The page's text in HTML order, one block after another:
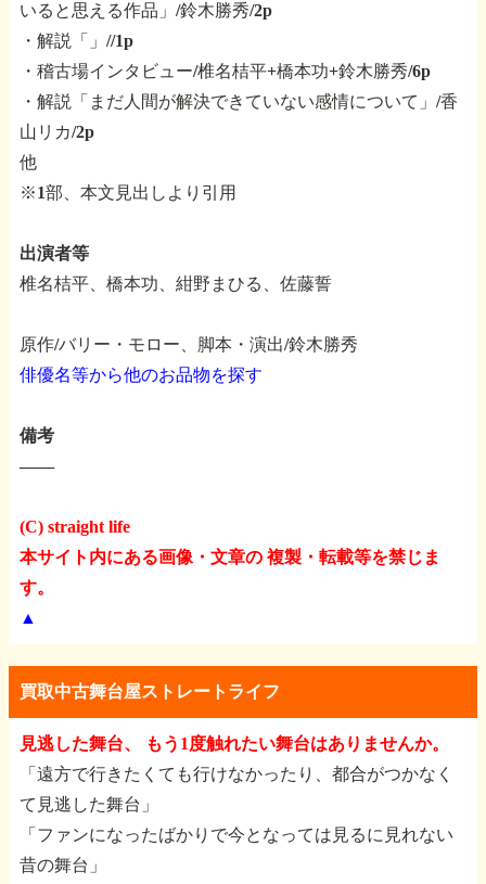
いると思える作品」/鈴木勝秀/2p
・解説「」//1p
・稽古場インタビュー/椎名桔平+橋本功+鈴木勝秀/6p
・解説「まだ人間が解決できていない感情について」/香
山リカ/2p
他
※1部、本文見出しより引用
出演者等
椎名桔平、橋本功、紺野まひる、佐藤誓
原作/バリー・モロー、脚本・演出/鈴木勝秀
俳優名等から他のお品物を探す
備考
――
(C) straight life
本サイト内にある画像・文章の 複製・転載等を禁じま
す。
▲
買取中古舞台屋ストレートライフ
見逃した舞台、 もう1度触れたい舞台はありませんか。
「遠方で行きたくても行けなかったり、都合がつかなく
て見逃した舞台」
「ファンになったばかりで今となっては見るに見れない
昔の舞台」